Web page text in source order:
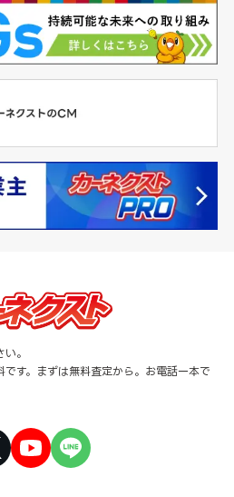
。
す。まずは無料査定から。お電話一本で